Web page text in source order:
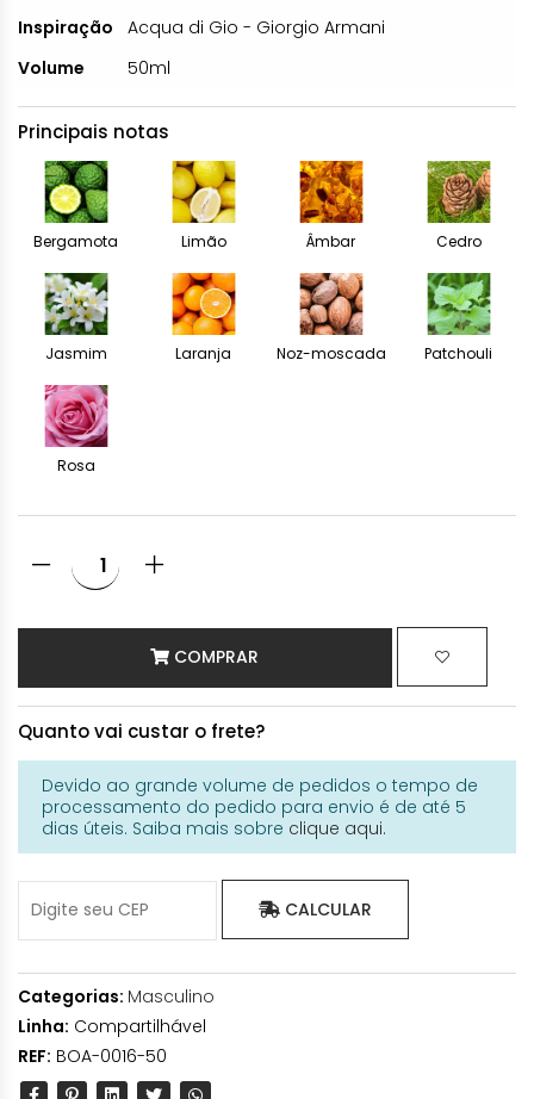
Inspiração
Acqua di Gio - Giorgio Armani
Volume
50ml
Principais notas
Bergamota Limão Âmbar Cedro
Jasmim Laranja Noz-moscada Patchouli
Rosa
COMPRAR
Quanto vai custar o frete?
Devido ao grande volume de pedidos o tempo de
processamento do pedido para envio é de até 5
dias úteis. Saiba mais sobre clique aqui.
CALCULAR
Categorias: Masculino
Linha: Compartilhável
REF: BOA-0016-50